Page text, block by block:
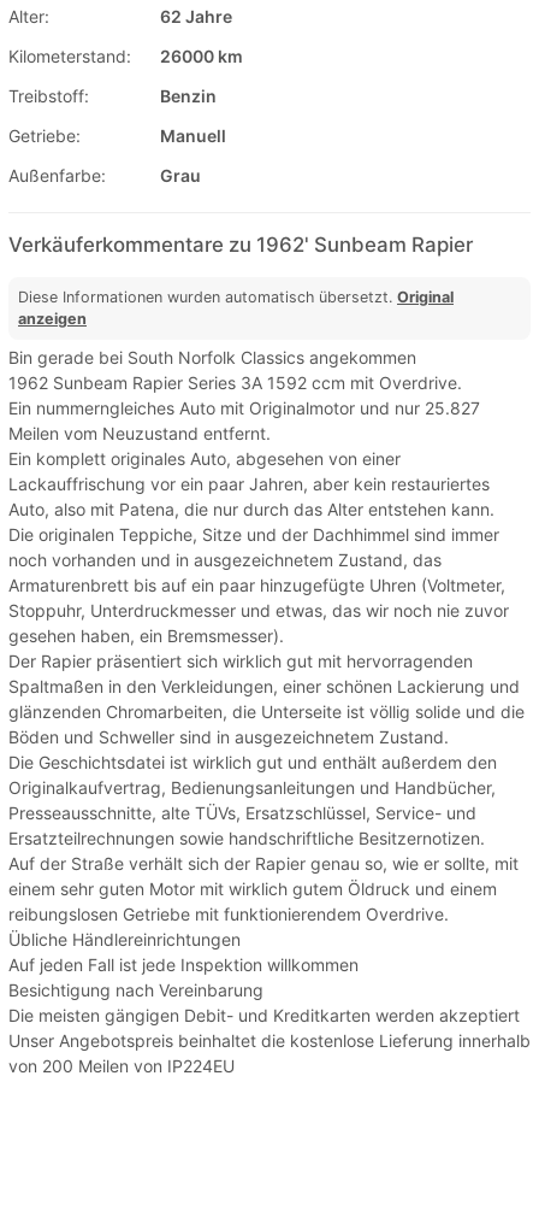
Alter:
62 Jahre
Kilometerstand:
26000 km
Treibstoff:
Benzin
Getriebe:
Manuell
Außenfarbe:
Grau
Verkäuferkommentare zu 1962' Sunbeam Rapier
Diese Informationen wurden automatisch übersetzt. Original
anzeigen
Bin gerade bei South Norfolk Classics angekommen
1962 Sunbeam Rapier Series 3A 1592 ccm mit Overdrive.
Ein nummerngleiches Auto mit Originalmotor und nur 25.827
Meilen vom Neuzustand entfernt.
Ein komplett originales Auto, abgesehen von einer
Lackauffrischung vor ein paar Jahren, aber kein restauriertes
Auto, also mit Patena, die nur durch das Alter entstehen kann.
Die originalen Teppiche, Sitze und der Dachhimmel sind immer
noch vorhanden und in ausgezeichnetem Zustand, das
Armaturenbrett bis auf ein paar hinzugefügte Uhren (Voltmeter,
Stoppuhr, Unterdruckmesser und etwas, das wir noch nie zuvor
gesehen haben, ein Bremsmesser).
Der Rapier präsentiert sich wirklich gut mit hervorragenden
Spaltmaßen in den Verkleidungen, einer schönen Lackierung und
glänzenden Chromarbeiten, die Unterseite ist völlig solide und die
Böden und Schweller sind in ausgezeichnetem Zustand.
Die Geschichtsdatei ist wirklich gut und enthält außerdem den
Originalkaufvertrag, Bedienungsanleitungen und Handbücher,
Presseausschnitte, alte TÜVs, Ersatzschlüssel, Service- und
Ersatzteilrechnungen sowie handschriftliche Besitzernotizen.
Auf der Straße verhält sich der Rapier genau so, wie er sollte, mit
einem sehr guten Motor mit wirklich gutem Öldruck und einem
reibungslosen Getriebe mit funktionierendem Overdrive.
Übliche Händlereinrichtungen
Auf jeden Fall ist jede Inspektion willkommen
Besichtigung nach Vereinbarung
Die meisten gängigen Debit- und Kreditkarten werden akzeptiert
Unser Angebotspreis beinhaltet die kostenlose Lieferung innerhalb
von 200 Meilen von IP224EU